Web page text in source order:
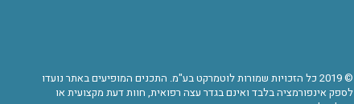
© 2019 כל הזכויות שמורות לוטמרקט בע"מ. התכנים המופיעים באתר נועדו
לספק אינפורמציה בלבד ואינם בגדר עצה רפואית, חוות דעת מקצועית או